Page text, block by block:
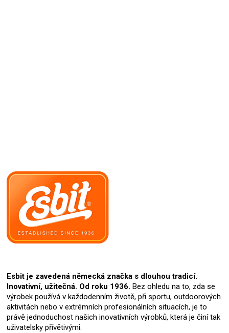
Esbit je zavedená německá značka s dlouhou tradicí.
Inovativní, užitečná. Od roku 1936. Bez ohledu na to, zda se
výrobek používá v každodenním životě, při sportu, outdoorových
aktivitách nebo v extrémních profesionálních situacích, je to
právě jednoduchost našich inovativních výrobků, která je činí tak
uživatelsky přívětivými.